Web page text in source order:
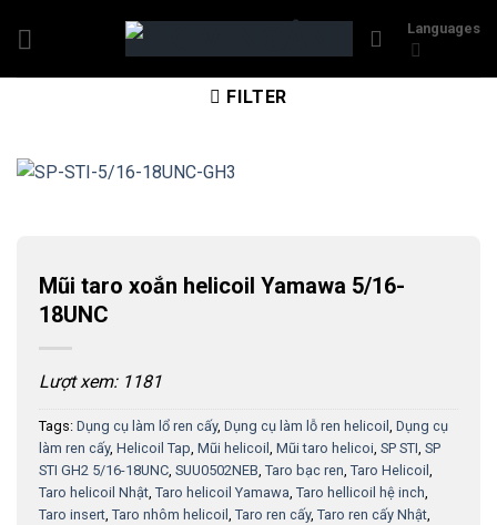
Languages
FILTER
Mũi taro xoắn helicoil Yamawa 5/16-
18UNC
Lượt xem: 1181
Tags: Dụng cụ làm lổ ren cấy, Dụng cụ làm lỗ ren helicoil , Dụng cụ
làm ren cấy, Helicoil Tap, Mũi helicoil , Mũi taro helicoi, SP STI, SP
STI GH2 5/16-18UNC, SUU0502NEB, Taro bạc ren, Taro Helicoil ,
Taro helicoil Nhật, Taro helicoil Yamawa, Taro hellicoil hệ inch,
Taro insert, Taro nhôm helicoil , Taro ren cấy, Taro ren cấy Nhật,